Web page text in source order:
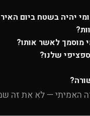
יהיה בשטח ביום
מוסמך לאשר אותו?
שלנו?
האמיתי — לא את זה